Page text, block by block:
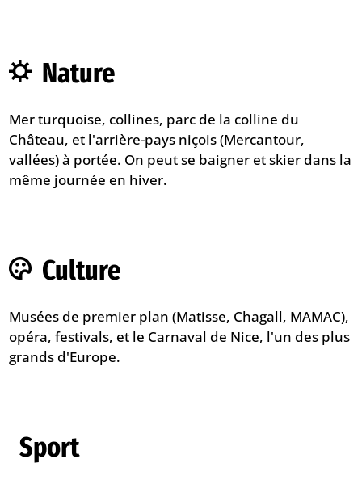
Nature
Mer turquoise, collines, parc de la colline du
Château, et l'arrière-pays niçois (Mercantour,
vallées) à portée. On peut se baigner et skier dans la
même journée en hiver.
Culture
Musées de premier plan (Matisse, Chagall, MAMAC),
opéra, festivals, et le Carnaval de Nice, l'un des plus
grands d'Europe.
Sport